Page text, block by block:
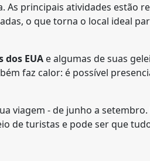
As principais atividades estão
o que torna o local ideal
EUA e algumas de suas
faz calor: é possível
viagem - de junho a setembro.
de turistas e pode ser que